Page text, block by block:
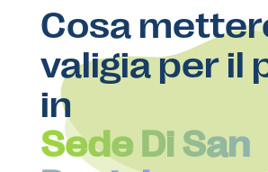
Cosa
valigia per il
in
Sede Di San